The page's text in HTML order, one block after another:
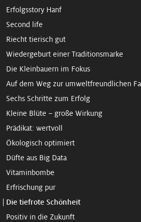
Erfolgsstory Hanf
Second life
Riecht tierisch gut
Wieder­geburt einer Traditions­marke
Die Kleinbauern im Fokus
Auf dem Weg zur umweltfreund­lichen
Sechs Schritte zum Erfolg
Kleine Blüte – große Wirkung
Prädikat: wertvoll
Ökologisch optimiert
Düfte aus Big Data
Vitaminbombe
Erfrischung pur
Die tiefrote Schönheit
Positiv in die Zukunft